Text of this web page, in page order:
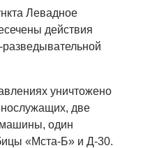
Левадное
действия
уничтожено
две
один
«Мста-Б» и Д-30.